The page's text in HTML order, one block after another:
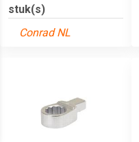
stuk(s)
Conrad NL